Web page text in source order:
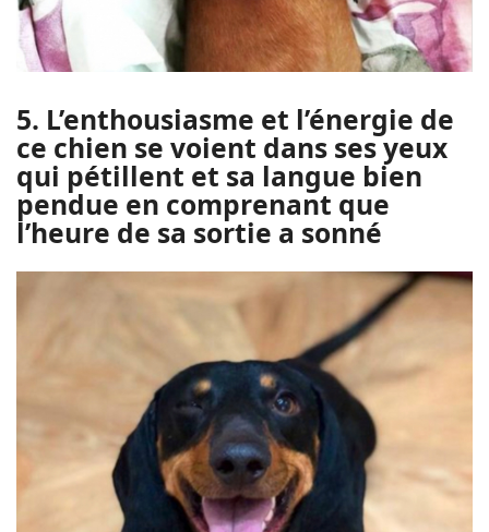
5. L’enthousiasme et l’énergie de
ce chien se voient dans ses yeux
qui pétillent et sa langue bien
pendue en comprenant que
l’heure de sa sortie a sonné